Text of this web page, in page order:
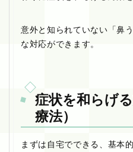
意外と知られていない「鼻
な対応ができます。
症状を和らげ
療法）
まずは自宅でできる、基本